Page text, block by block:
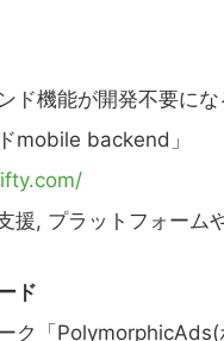
ド機能が開発不要に
mobile backend」
援, プラットフォーム
ド
ク「PolymorphicAds(